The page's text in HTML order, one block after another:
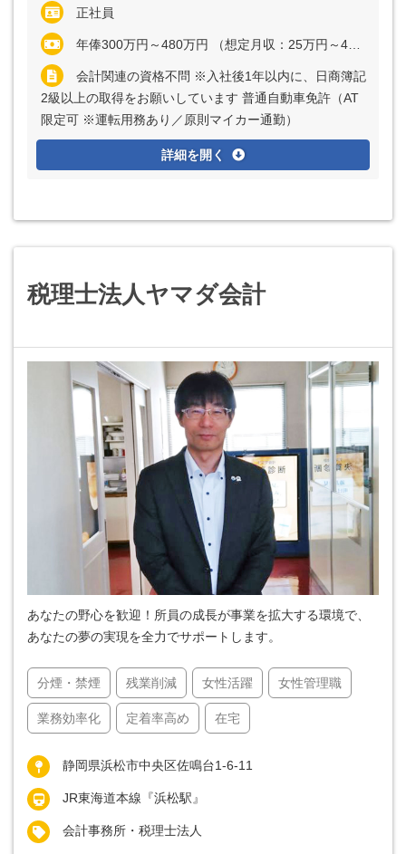
正社員
年俸300万円～480万円 （想定月収：25万円～40万円） ※経験・能力など考慮の上、決定いたします ※上記に固定残業代（月20時間分＝3万9062円～6万2500円）を含む ※超過分は別途全額支給
会計関連の資格不問 ※入社後1年以内に、日商簿記
2級以上の取得をお願いしています 普通自動車免許（AT
限定可 ※運転用務あり／原則マイカー通勤）
詳細を開く
税理士法人ヤマダ会計
あなたの野心を歓迎！所員の成長が事業を拡大する環境で、
あなたの夢の実現を全力でサポートします。
分煙・禁煙 残業削減 女性活躍 女性管理職
業務効率化 定着率高め 在宅
静岡県浜松市中央区佐鳴台1-6-11
JR東海道本線『浜松駅』
会計事務所・税理士法人